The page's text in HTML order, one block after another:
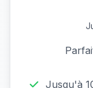
Jusqu'à